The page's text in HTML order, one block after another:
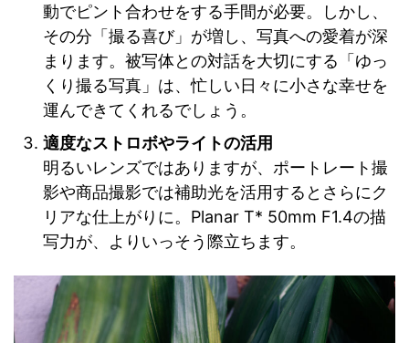
動でピント合わせをする手間が必要。しかし、
その分「撮る喜び」が増し、写真への愛着が深
まります。被写体との対話を大切にする「ゆっ
くり撮る写真」は、忙しい日々に小さな幸せを
運んできてくれるでしょう。
適度なストロボやライトの活用
明るいレンズではありますが、ポートレート撮
影や商品撮影では補助光を活用するとさらにク
リアな仕上がりに。Planar T* 50mm F1.4の描
写力が、よりいっそう際立ちます。